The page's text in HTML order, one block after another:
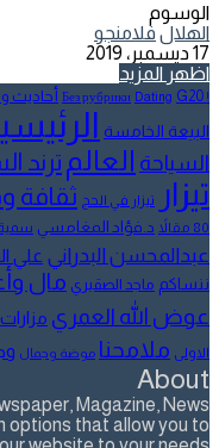
الوسوم
الهلال فلامنجو
17 ديسمبر، 2019
اظهر المزيد
! Без рубрики
Dating G20 أحاديث و
البيعة الخامسة
السياحة العالم ترند
تيزار تيزار في الحج ثقافة
80 مقالاً
د.فؤاد المغامسي
عبدالمحسن البدراني علي
ننساكم ماجد الصقيري مال
عوض الله العمري مزارات
الاولى ملامحنا موضة وجمال
About
Magazine, News
options that allow you to